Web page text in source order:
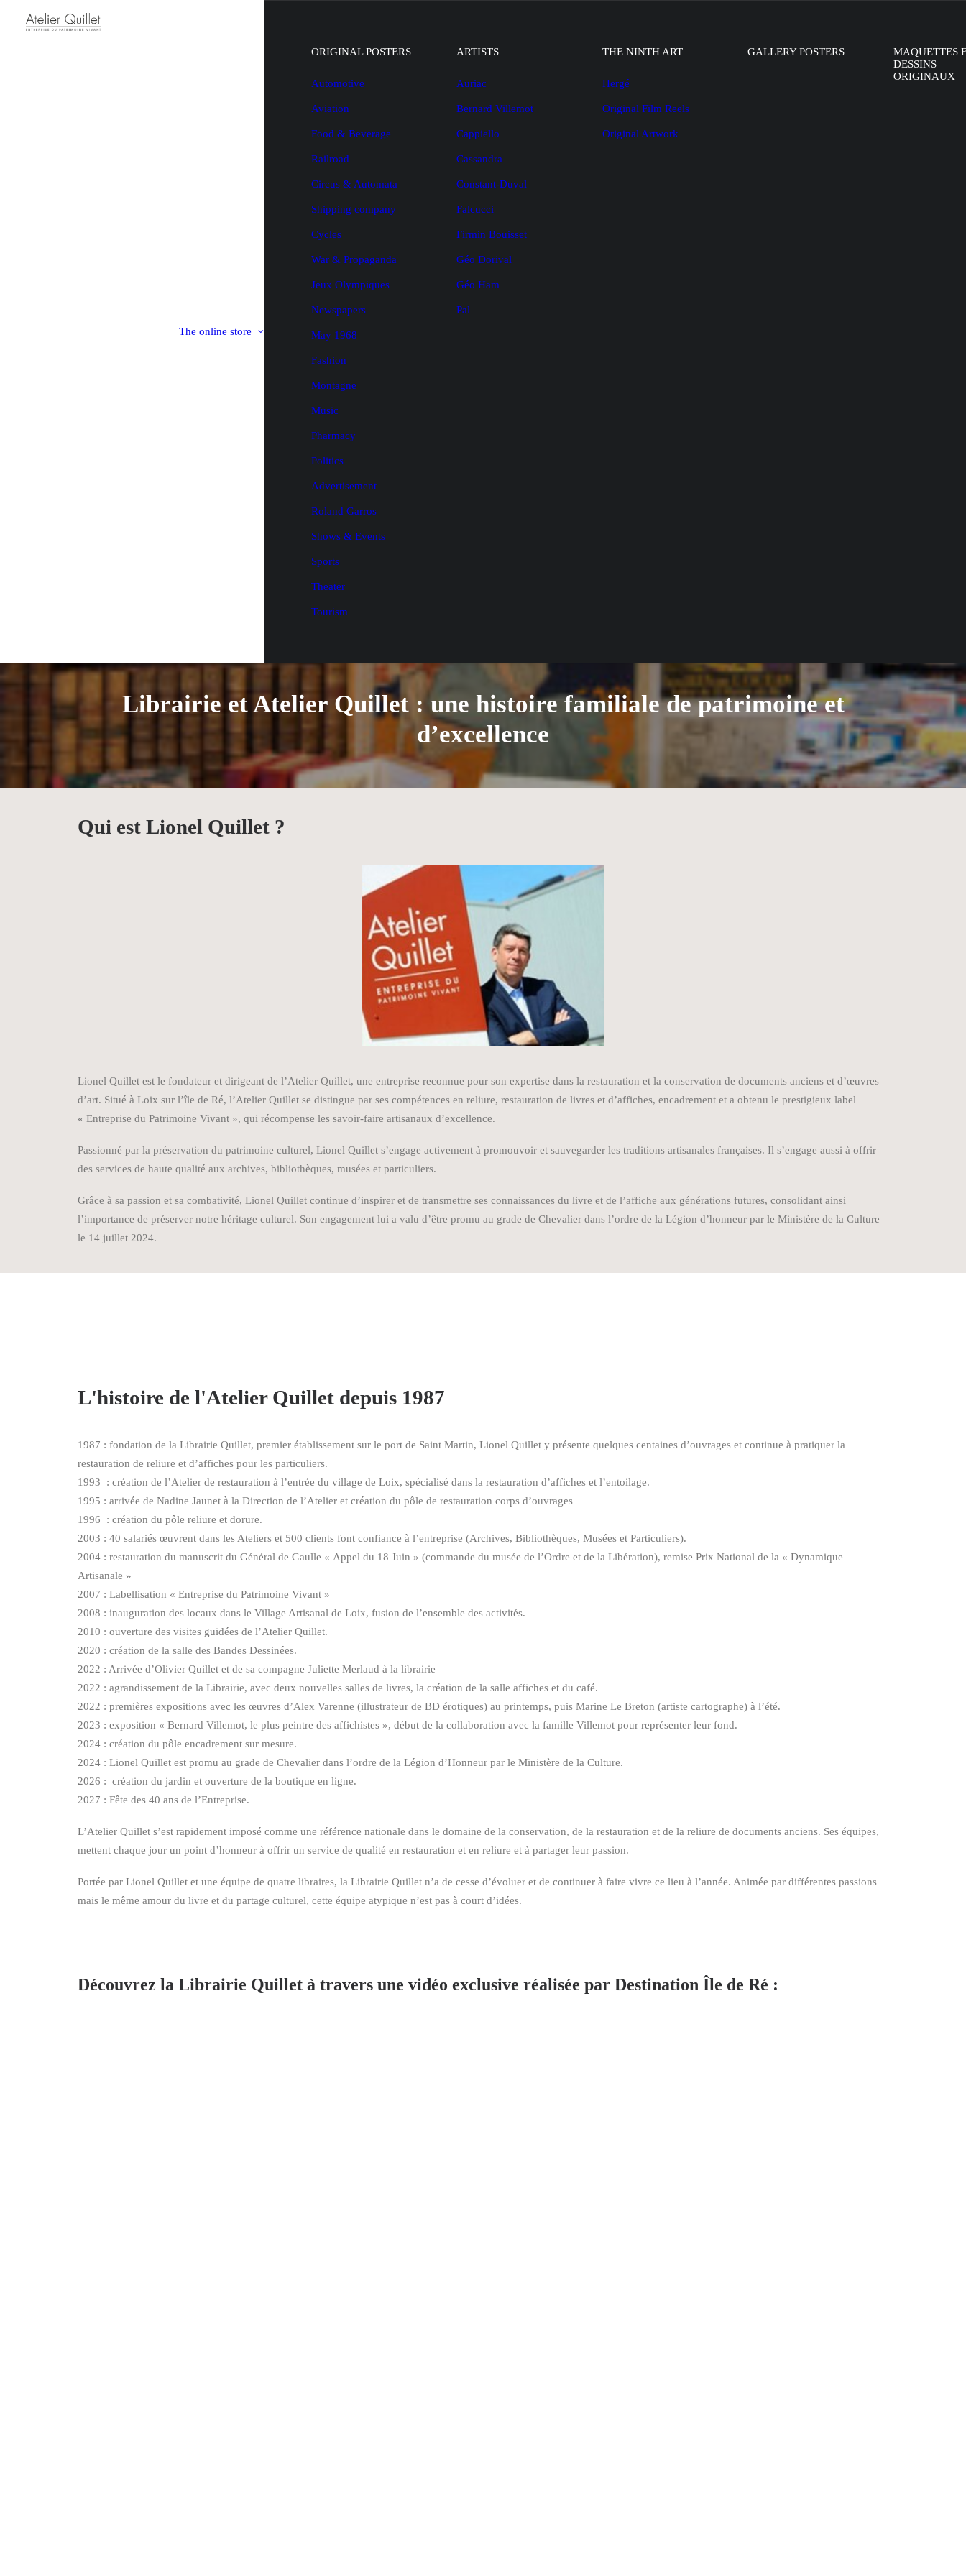
The online store
ORIGINAL POSTERS
Automotive
Aviation
Food & Beverage
Railroad
Circus & Automata
Shipping company
Cycles
War & Propaganda
Jeux Olympiques
Newspapers
May 1968
Fashion
Montagne
Music
Pharmacy
Politics
Advertisement
Roland Garros
Shows & Events
Sports
Theater
Tourism
ARTISTS
Auriac
Bernard Villemot
Cappiello
Cassandra
Constant-Duval
Falcucci
Firmin Bouisset
Géo Dorival
Géo Ham
Pal
THE NINTH ART
Hergé
Original Film Reels
Original Artwork
GALLERY POSTERS
MAQUETTES
DESSINS
ORIGINAUX
Librairie et Atelier Quillet : une histoire familiale de patrimoine et
d’excellence
Qui est Lionel Quillet ?
Lionel Quillet est le fondateur et dirigeant de l’Atelier Quillet, une entreprise reconnue pour son expertise dans la restauration et la conservation de documents anciens et d’œuvres
d’art. Situé à Loix sur l’île de Ré, l’Atelier Quillet se distingue par ses compétences en reliure, restauration de livres et d’affiches, encadrement et a obtenu le prestigieux label
« Entreprise du Patrimoine Vivant », qui récompense les savoir-faire artisanaux d’excellence.
Passionné par la préservation du patrimoine culturel, Lionel Quillet s’engage activement à promouvoir et sauvegarder les traditions artisanales françaises. Il s’engage aussi à offrir
des services de haute qualité aux archives, bibliothèques, musées et particuliers.
Grâce à sa passion et sa combativité, Lionel Quillet continue d’inspirer et de transmettre ses connaissances du livre et de l’affiche aux générations futures, consolidant ainsi
l’importance de préserver notre héritage culturel. Son engagement lui a valu d’être promu au grade de Chevalier dans l’ordre de la Légion d’honneur par le Ministère de la Culture
le 14 juillet 2024.
L'histoire de l'Atelier Quillet depuis 1987
1987 : fondation de la Librairie Quillet, premier établissement sur le port de Saint Martin, Lionel Quillet y présente quelques centaines d’ouvrages et continue à pratiquer la
restauration de reliure et d’affiches pour les particuliers.
1993 : création de l’Atelier de restauration à l’entrée du village de Loix, spécialisé dans la restauration d’affiches et l’entoilage.
1995 : arrivée de Nadine Jaunet à la Direction de l’Atelier et création du pôle de restauration corps d’ouvrages
1996 : création du pôle reliure et dorure.
2003 : 40 salariés œuvrent dans les Ateliers et 500 clients font confiance à l’entreprise (Archives, Bibliothèques, Musées et Particuliers).
2004 : restauration du manuscrit du Général de Gaulle « Appel du 18 Juin » (commande du musée de l’Ordre et de la Libération), remise Prix National de la « Dynamique
Artisanale »
2007 : Labellisation « Entreprise du Patrimoine Vivant »
2008 : inauguration des locaux dans le Village Artisanal de Loix, fusion de l’ensemble des activités.
2010 : ouverture des visites guidées de l’Atelier Quillet.
2020 : création de la salle des Bandes Dessinées.
2022 : Arrivée d’Olivier Quillet et de sa compagne Juliette Merlaud à la librairie
2022 : agrandissement de la Librairie, avec deux nouvelles salles de livres, la création de la salle affiches et du café.
2022 : premières expositions avec les œuvres d’Alex Varenne (illustrateur de BD érotiques) au printemps, puis Marine Le Breton (artiste cartographe) à l’été.
2023 : exposition « Bernard Villemot, le plus peintre des affichistes », début de la collaboration avec la famille Villemot pour représenter leur fond.
2024 : création du pôle encadrement sur mesure.
2024 : Lionel Quillet est promu au grade de Chevalier dans l’ordre de la Légion d’Honneur par le Ministère de la Culture.
2026 : création du jardin et ouverture de la boutique en ligne.
2027 : Fête des 40 ans de l’Entreprise.
L’Atelier Quillet s’est rapidement imposé comme une référence nationale dans le domaine de la conservation, de la restauration et de la reliure de documents anciens. Ses équipes,
mettent chaque jour un point d’honneur à offrir un service de qualité en restauration et en reliure et à partager leur passion.
Portée par Lionel Quillet et une équipe de quatre libraires, la Librairie Quillet n’a de cesse d’évoluer et de continuer à faire vivre ce lieu à l’année. Animée par différentes passions
mais le même amour du livre et du partage culturel, cette équipe atypique n’est pas à court d’idées.
Découvrez la Librairie Quillet à travers une vidéo exclusive réalisée par Destination Île de Ré :